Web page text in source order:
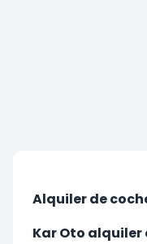
Alquiler de
Kar Oto alquiler